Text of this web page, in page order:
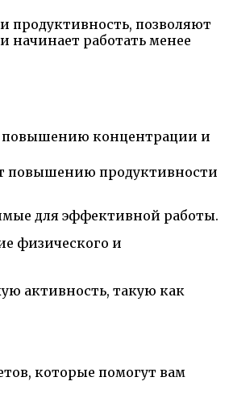
позволяют
начинает работать менее
повышению концентрации и
повышению продуктивности
для эффективной работы.
физического и
активность, такую как
которые помогут вам